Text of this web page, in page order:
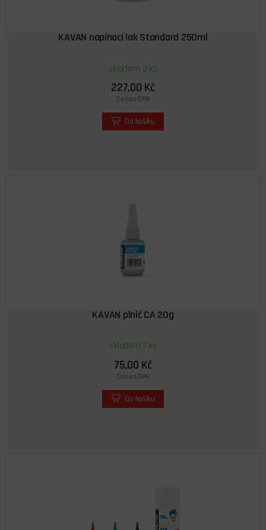
KAVAN napínací lak Standard 250ml
skladem 3 ks
227,00 Kč
Cena s DPH
Do košíku
KAVAN plnič CA 20g
skladem 7 ks
75,00 Kč
Cena s DPH
Do košíku